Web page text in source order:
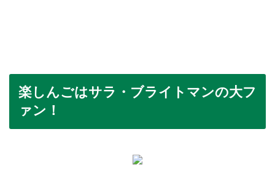
楽しんごはサラ・ブライトマンの大フ
ァン！